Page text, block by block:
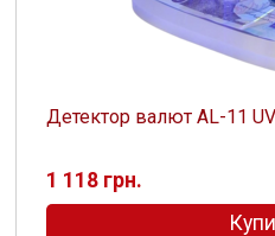
Детектор валют AL-11
1 118 грн.